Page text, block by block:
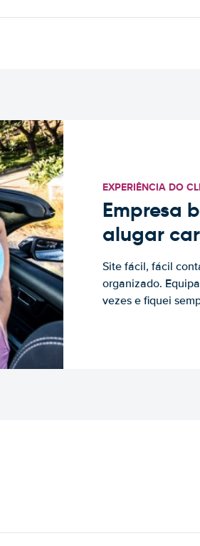
EXPERIÊNCIA DO
Empresa
alugar
Site fácil, fácil
organizado.
vezes e fiquei